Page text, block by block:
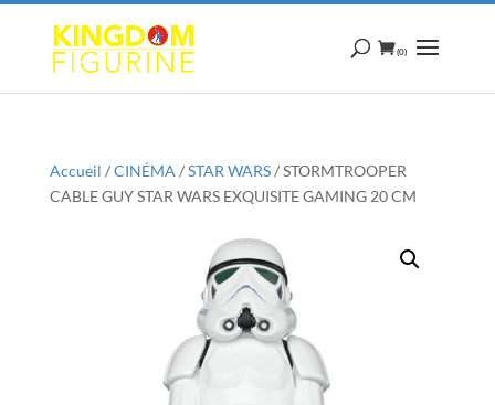
(0)
Accueil /CINÉMA /STAR WARS/ STORMTROOPER
CABLE GUY STAR WARS EXQUISITE GAMING 20 CM